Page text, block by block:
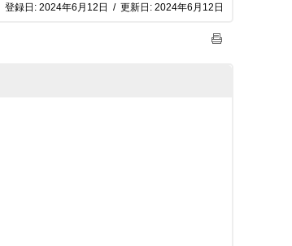
登録日: 2024年6月12日 / 更新日: 2024年6月12日